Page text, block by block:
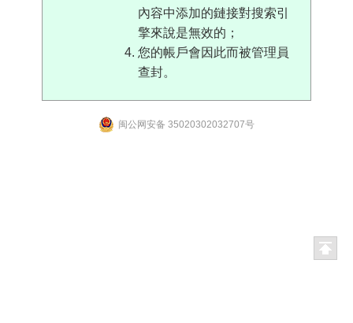
內容中添加的鏈接對搜索引
擎來說是無效的；
您的帳戶會因此而被管理員
查封。
闽公网安备 35020302032707号